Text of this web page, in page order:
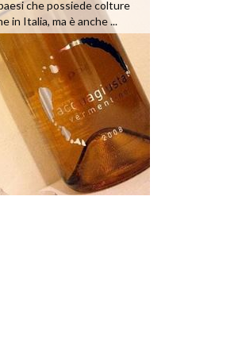
che possiede colture
in Italia, ma è anche ...